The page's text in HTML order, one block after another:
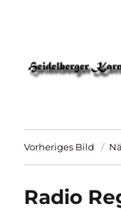
HKK 1952
Komitee
Vorheriges Bild
Radio